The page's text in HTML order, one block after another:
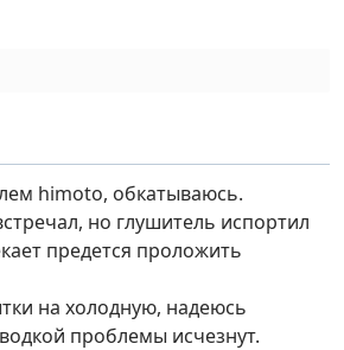
himoto, обкатываюсь.
но глушитель испортил
предется проложить
на холодную, надеюсь
проблемы исчезнут.